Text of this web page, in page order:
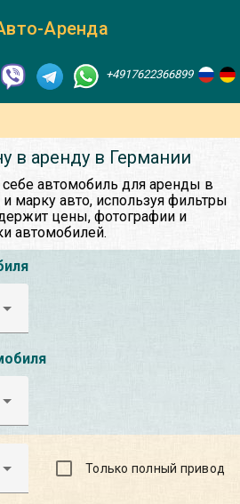
Аренда
+4917622366899
в аренду в Германии
автомобиль для аренды в
марку авто, используя фильтры
цены, фотографии и
автомобилей.
Только полный привод